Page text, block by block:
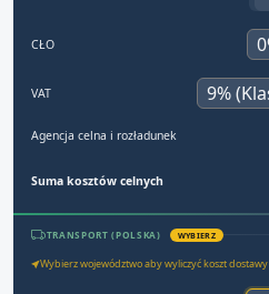
CŁO
VAT
Agencja celna i rozładunek
Suma kosztów celnych
TRANSPORT (POLSKA) WYBIERZ
Wybierz województwo aby wyliczyć koszt dostawy